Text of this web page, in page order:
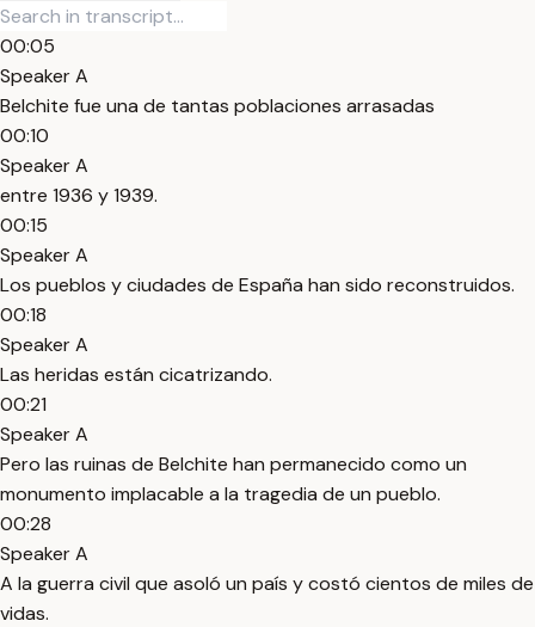
00:05
Speaker A
Belchite fue una de tantas poblaciones arrasadas
00:10
Speaker A
entre 1936 y 1939.
00:15
Speaker A
Los pueblos y ciudades de España han sido reconstruidos.
00:18
Speaker A
Las heridas están cicatrizando.
00:21
Speaker A
Pero las ruinas de Belchite han permanecido como un
monumento implacable a la tragedia de un pueblo.
00:28
Speaker A
A la guerra civil que asoló un país y costó cientos de miles de
vidas.